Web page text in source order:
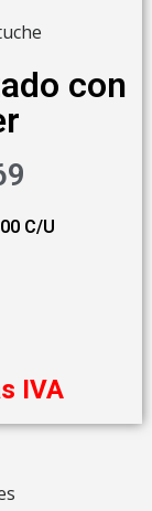
con
C/U
IVA